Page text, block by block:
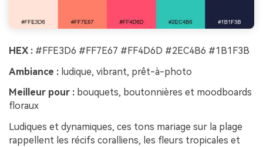
HEX : #FFE3D6 #FF7E67 #FF4D6D #2EC4B6 #1B1F3B
Ambiance : ludique, vibrant, prêt-à-photo
Meilleur pour : bouquets, boutonnières et moodboards
floraux
Ludiques et dynamiques, ces tons mariage sur la plage
rappellent les récifs coralliens, les fleurs tropicales et